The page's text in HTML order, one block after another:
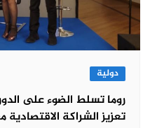
دولية
روما تسلط الضوء على
تعزيز الشراكة الاقتصادية